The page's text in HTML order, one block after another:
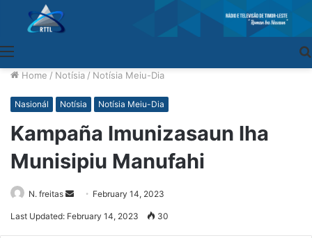
Home / Notísia / Notísia Meiu-Dia
Nasionál Notísia Notísia Meiu-Dia
Kampaña Imunizasaun Iha
Munisipiu Manufahi
N. freitas
Send
an
February 14, 2023
Last Updated: February 14, 2023 30